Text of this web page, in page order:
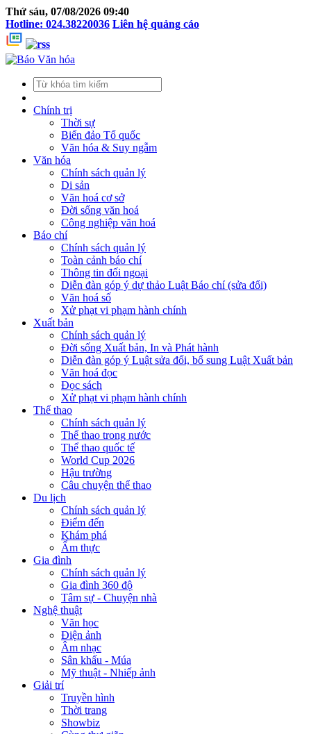
Thứ sáu, 07/08/2026 09:40
Hotline: 024.38220036 Liên hệ quảng cáo
Chính trị
Thời sự
Biển đảo Tổ quốc
Văn hóa & Suy ngẫm
Văn hóa
Chính sách quản lý
Di sản
Văn hoá cơ sở
Đời sống văn hoá
Công nghiệp văn hoá
Báo chí
Chính sách quản lý
Toàn cảnh báo chí
Thông tin đối ngoại
Diễn đàn góp ý dự thảo Luật Báo chí (sửa đổi)
Văn hoá số
Xử phạt vi phạm hành chính
Xuất bản
Chính sách quản lý
Đời sống Xuất bản, In và Phát hành
Diễn đàn góp ý Luật sửa đổi, bổ sung Luật Xuất bản
Văn hoá đọc
Đọc sách
Xử phạt vi phạm hành chính
Thể thao
Chính sách quản lý
Thể thao trong nước
Thể thao quốc tế
World Cup 2026
Hậu trường
Câu chuyện thể thao
Du lịch
Chính sách quản lý
Điểm đến
Khám phá
Ẩm thực
Gia đình
Chính sách quản lý
Gia đình 360 độ
Tâm sự - Chuyện nhà
Nghệ thuật
Văn học
Điện ảnh
Âm nhạc
Sân khấu - Múa
Mỹ thuật - Nhiếp ảnh
Giải trí
Truyền hình
Thời trang
Showbiz